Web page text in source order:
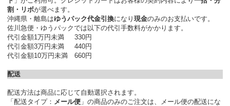
割・リボが選べます。
沖縄県・離島はゆうパック代金引換になり 現金のみのお支払いです。
佐川急便・ゆうパックでは以下の代引手数料がかかります。
代引金額1万円未満
330円
代引金額3万円未満
440円
代引金額10万円未満
660円
配送
配送方法は商品に応じて自動選択されます。
「配送タイプ： メール便 」の商品のみのご注文は、メール便の配送にな